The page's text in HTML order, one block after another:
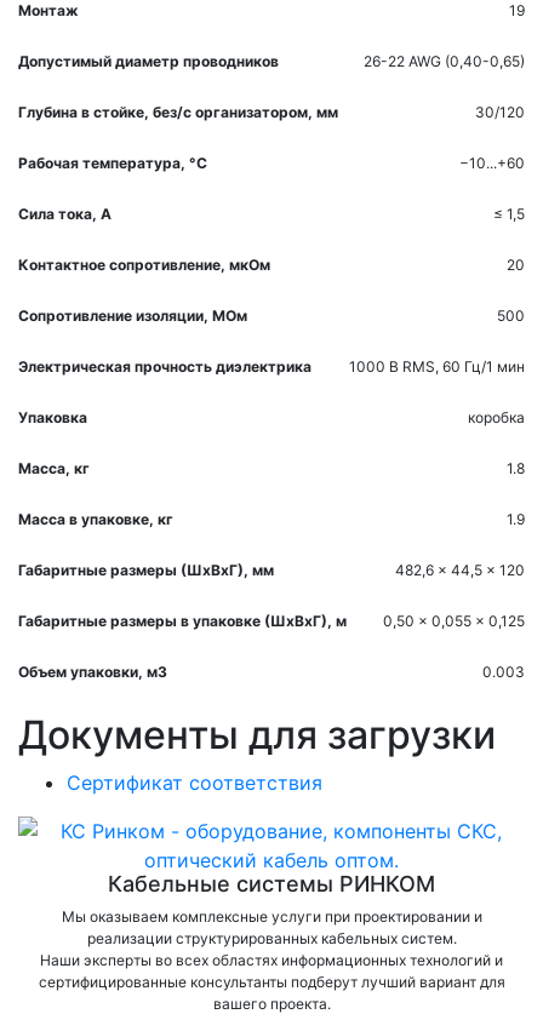
Монтаж 19
Допустимый диаметр проводников 26-22 AWG (0,40-0,65)
Глубина в стойке, без/с организатором, мм 30/120
Рабочая температура, °С −10...+60
Сила тока, A ≤ 1,5
Контактное сопротивление, мкOм 20
Сопротивление изоляции, МОм 500
Электрическая прочность диэлектрика 1000 В RMS, 60 Гц/1 мин
Упаковка коробка
Масса, кг 1.8
Масса в упаковке, кг 1.9
Габаритные размеры (ШхВхГ), мм 482,6 x 44,5 x 120
Габаритные размеры в упаковке (ШхВхГ), м 0,50 x 0,055 x 0,125
Объем упаковки, м3 0.003
Документы для загрузки
Сертификат соответствия
Кабельные системы РИНКОМ
Мы оказываем комплексные услуги при проектировании и
реализации структурированных кабельных систем.
Наши эксперты во всех областях информационных технологий и
сертифицированные консультанты подберут лучший вариант для
вашего проекта.